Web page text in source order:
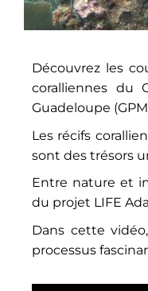
Découvrez les
coralliennes du
Guadeloupe
Les récifs
sont des trésors
Entre nature et
du projet LIFE
Dans cette
processus